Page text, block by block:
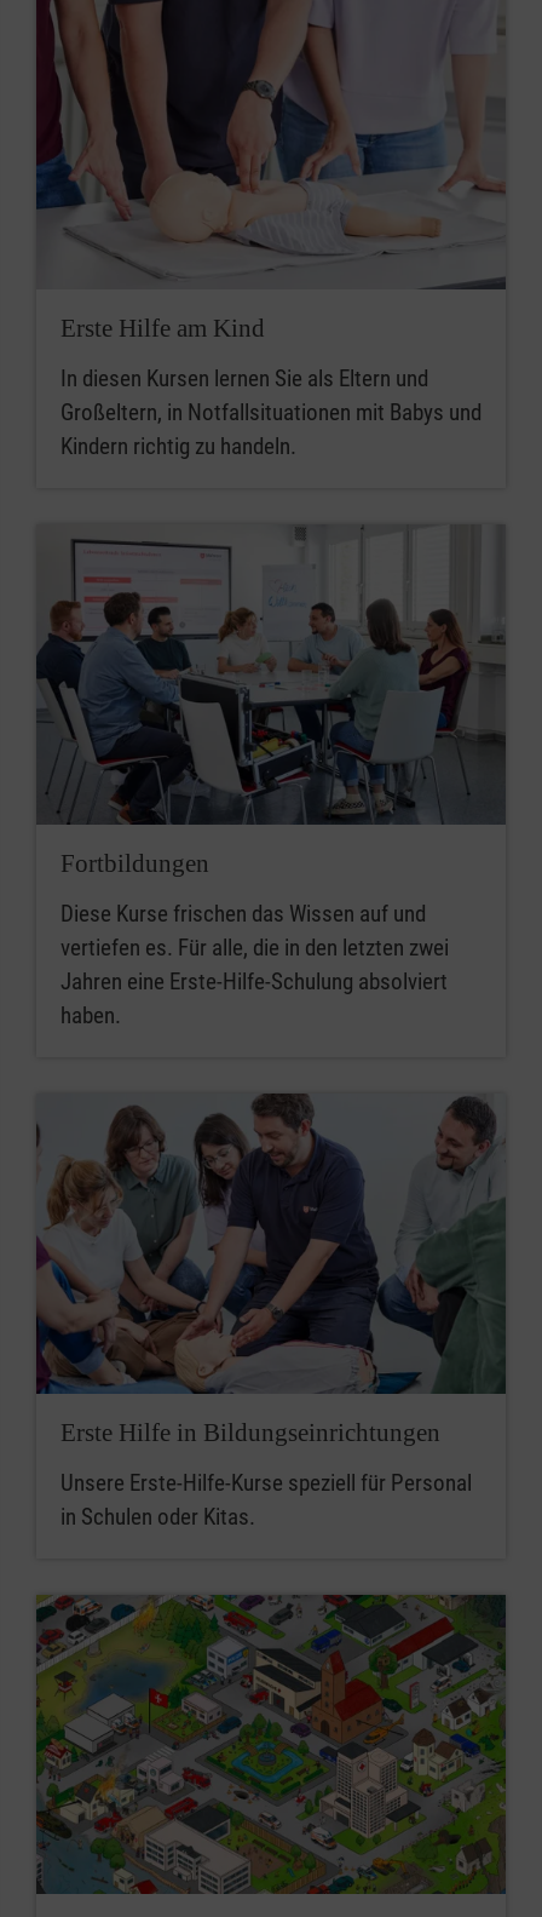
Erste Hilfe am Kind
In diesen Kursen lernen Sie als Eltern und
Großeltern, in Notfallsituationen mit Babys und
Kindern richtig zu handeln.
Fortbildungen
Diese Kurse frischen das Wissen auf und
vertiefen es. Für alle, die in den letzten zwei
Jahren eine Erste-Hilfe-Schulung absolviert
haben.
Erste Hilfe in Bildungseinrichtungen
Unsere Erste-Hilfe-Kurse speziell für Personal
in Schulen oder Kitas.